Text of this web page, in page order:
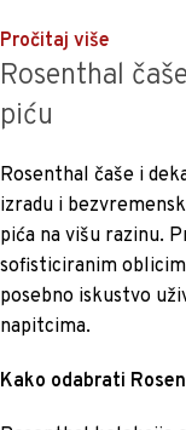
Pročitaj više
Rosenthal
piću
Rosenthal čaše i
izradu i
pića na višu razinu.
sofisticiranim
posebno iskustvo
napitcima.
Kako odabrati